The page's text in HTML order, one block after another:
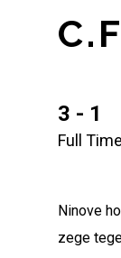
3 - 1
Full Time
Ninove
zege